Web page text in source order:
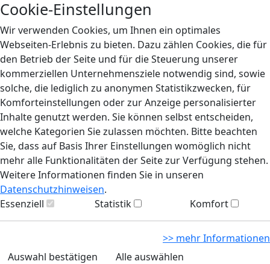
Cookie-Einstellungen
Wir verwenden Cookies, um Ihnen ein optimales
Webseiten-Erlebnis zu bieten. Dazu zählen Cookies, die für
den Betrieb der Seite und für die Steuerung unserer
kommerziellen Unternehmensziele notwendig sind, sowie
solche, die lediglich zu anonymen Statistikzwecken, für
Komforteinstellungen oder zur Anzeige personalisierter
Inhalte genutzt werden. Sie können selbst entscheiden,
welche Kategorien Sie zulassen möchten. Bitte beachten
Sie, dass auf Basis Ihrer Einstellungen womöglich nicht
mehr alle Funktionalitäten der Seite zur Verfügung stehen.
Weitere Informationen finden Sie in unseren
Datenschutzhinweisen.
Essenziell
Statistik Komfort
>> mehr Informationen
Auswahl bestätigen
Alle auswählen